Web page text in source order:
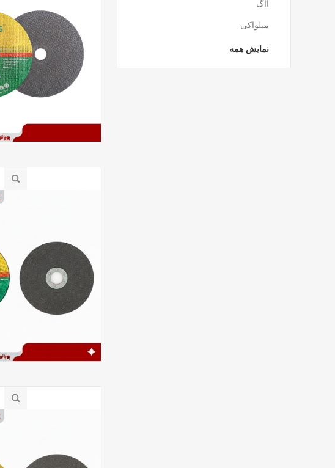
آاگ
میلواکی
نمایش همه